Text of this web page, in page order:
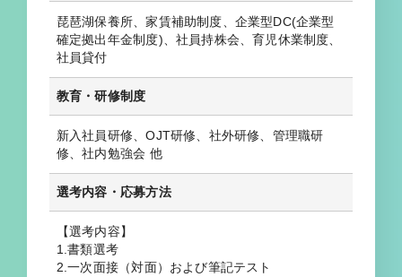
琵琶湖保養所、家賃補助制度、企業型DC(企業型
確定拠出年金制度)、社員持株会、育児休業制度、
社員貸付
教育・研修制度
新入社員研修、OJT研修、社外研修、管理職研
修、社内勉強会 他
選考内容・応募方法
【選考内容】
1.書類選考
2.一次面接（対面）および筆記テスト